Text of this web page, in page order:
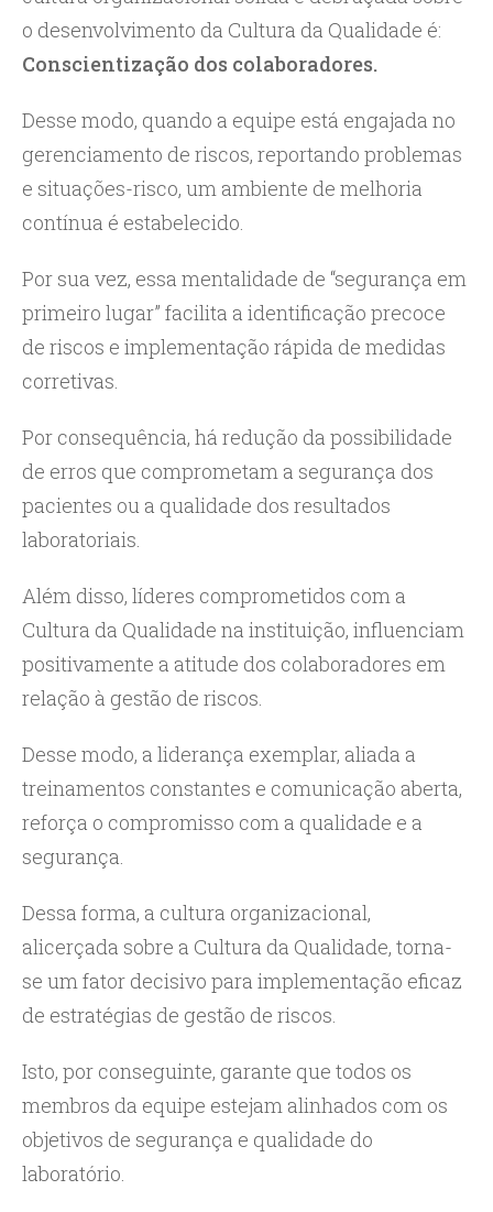
o desenvolvimento da Cultura da Qualidade é:
Conscientização dos colaboradores.
Desse modo, quando a equipe está engajada no
gerenciamento de riscos, reportando problemas
e situações-risco, um ambiente de melhoria
contínua é estabelecido.
Por sua vez, essa mentalidade de “segurança em
primeiro lugar” facilita a identificação precoce
de riscos e implementação rápida de medidas
corretivas.
Por consequência, há redução da possibilidade
de erros que comprometam a segurança dos
pacientes ou a qualidade dos resultados
laboratoriais.
Além disso, líderes comprometidos com a
Cultura da Qualidade na instituição, influenciam
positivamente a atitude dos colaboradores em
relação à gestão de riscos.
Desse modo, a liderança exemplar, aliada a
treinamentos constantes e comunicação aberta,
reforça o compromisso com a qualidade e a
segurança.
Dessa forma, a cultura organizacional,
alicerçada sobre a Cultura da Qualidade, torna-
se um fator decisivo para implementação eficaz
de estratégias de gestão de riscos.
Isto, por conseguinte, garante que todos os
membros da equipe estejam alinhados com os
objetivos de segurança e qualidade do
laboratório.